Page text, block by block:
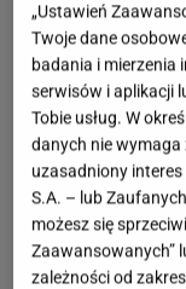
„Ustawień
Twoje dane
badania i
serwisów i aplikacji
Tobie usług. W
danych nie
uzasadniony interes
S.A. – lub
możesz się
Zaawansowanych”
zależności od